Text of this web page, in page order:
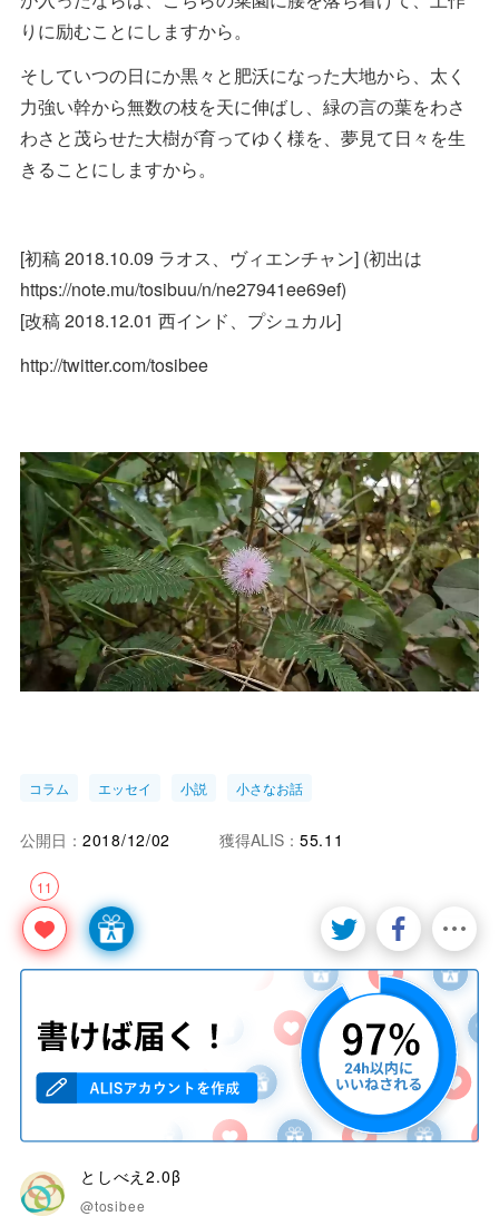
りに励むことにしますから。
そしていつの日にか黒々と肥沃になった大地から、太く
力強い幹から無数の枝を天に伸ばし、緑の言の葉をわさ
わさと茂らせた大樹が育ってゆく様を、夢見て日々を生
きることにしますから。
[初稿 2018.10.09 ラオス、ヴィエンチャン] (初出は
https://note.mu/tosibuu/n/ne27941ee69ef)
[改稿 2018.12.01 西インド、プシュカル]
http://twitter.com/tosibee
コラム エッセイ 小説 小さなお話
11
公開日： 2018/12/02 獲得ALIS： 55.11
としべえ2.0β
@tosibee